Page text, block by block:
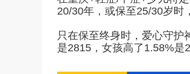
20/30年，或保至25/30岁时
只在保至终身时，爱心守护
是2815，女孩高了1.58%是